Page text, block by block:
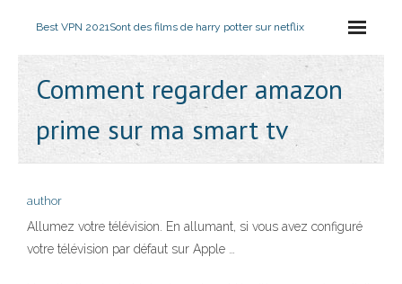
Best VPN 2021Sont des films de harry potter sur netflix
Comment regarder amazon
prime sur ma smart tv
author
Allumez votre télévision. En allumant, si vous avez configuré
votre télévision par défaut sur Apple …